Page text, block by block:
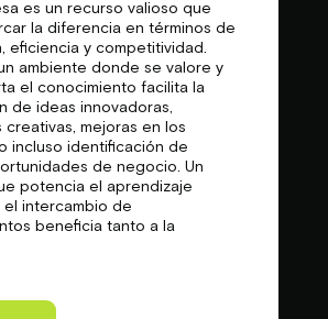
es un recurso valioso que
la diferencia en términos de
eficiencia y competitividad.
ambiente donde se valore y
el conocimiento facilita la
de ideas innovadoras,
creativas, mejoras en los
incluso identificación de
de negocio. Un
potencia el aprendizaje
el intercambio de
beneficia tanto a la